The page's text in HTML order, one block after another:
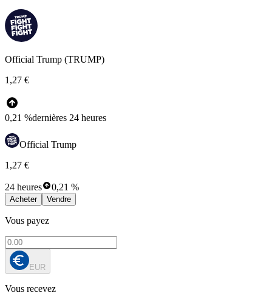
Official Trump (TRUMP)
1,27 €
0,21 %dernières 24 heures
Official Trump
1,27 €
24 heures 0,21 %
Acheter Vendre
Vous payez
EUR
Vous recevez